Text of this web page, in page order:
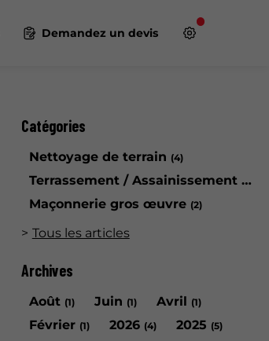
Demandez un devis
Catégories
Nettoyage de terrain (4)
Terrassement / Assainissement / VRD
Maçonnerie gros œuvre (2)
Tous les articles
Archives
Août (1) Juin (1) Avril (1)
Février (1) 2026 (4) 2025 (5)